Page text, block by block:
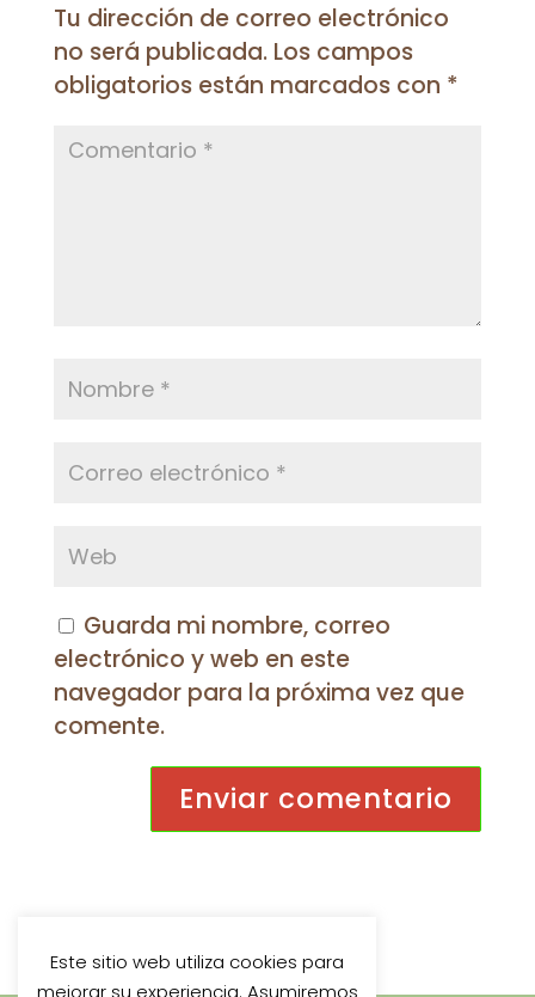
Tu dirección de correo electrónico
no será publicada. Los campos
obligatorios están marcados con *
Guarda mi nombre, correo
electrónico y web en este
navegador para la próxima vez que
comente.
Este sitio web utiliza cookies para
mejorar su experiencia. Asumiremos